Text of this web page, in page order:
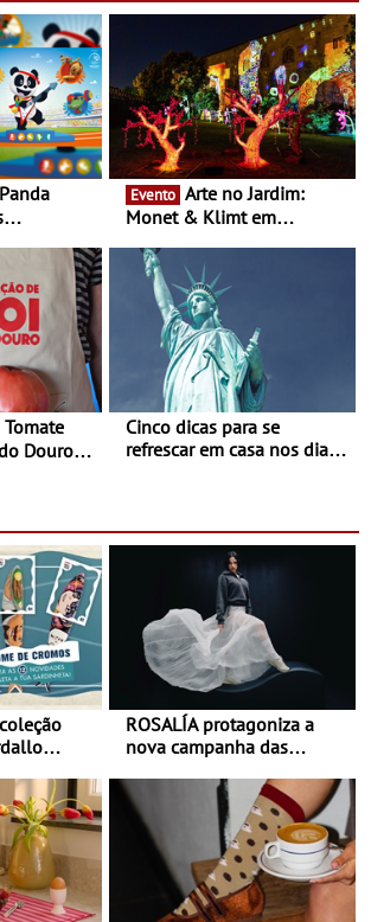
16 de agosto
pelo
Evento
Monet & Klimt em
ao final de Setembro -
Experiência luminosa no
jardim do Museu de
Alberto Sampaio
Douro -
Cinco dicas para se
refrescar em casa nos dias
ROSALÍA protagoniza a
nova campanha das
Balance